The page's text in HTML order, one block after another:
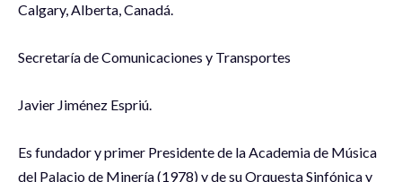
Calgary, Alberta, Canadá.
Secretaría de Comunicaciones y Transportes
Javier Jiménez Espriú.
Es fundador y primer Presidente de la Academia de Música
del Palacio de Minería (1978) y de su Orquesta Sinfónica y